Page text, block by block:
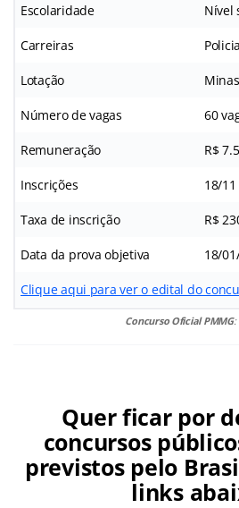
Escolaridade Nível
Carreiras
Lotação
Número de vagas 60
Remuneração R$
Inscrições 18/
Taxa de inscrição R$
Data da prova objetiva 18/
Clique aqui para ver o edital do
Concurso Oficial PMMG:
Quer ficar por
concursos
previstos pelo
links